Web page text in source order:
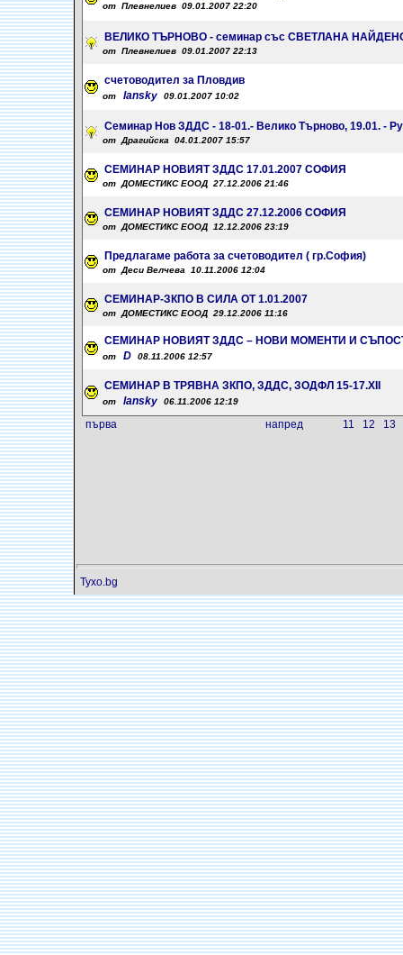
от Плевнелиев 09.01.2007 22:20
ВЕЛИКО ТЪРНОВО - семинар със СВЕТЛАНА
от Плевнелиев 09.01.2007 22:13
счетоводител за Пловдив
от lansky 09.01.2007 10:02
Семинар Нов ЗДДС - 18-01.- Велико Търново, 19.01. -
от Драгийска 04.01.2007 15:57
СЕМИНАР НОВИЯТ ЗДДС 17.01.2007 СОФИЯ
от ДОМЕСТИКС ЕООД 27.12.2006 21:46
СЕМИНАР НОВИЯТ ЗДДС 27.12.2006 СОФИЯ
от ДОМЕСТИКС ЕООД 12.12.2006 23:19
Предлагаме работа за счетоводител ( гр.София)
от Деси Велчева 10.11.2006 12:04
СЕМИНАР-ЗКПО В СИЛА ОТ 1.01.2007
от ДОМЕСТИКС ЕООД 29.12.2006 11:16
СЕМИНАР НОВИЯТ ЗДДС – НОВИ МОМЕНТИ И
от D 08.11.2006 12:57
СЕМИНАР В ТРЯВНА ЗКПО, ЗДДС, ЗОДФЛ 15-17.ХІІ
от lansky 06.11.2006 12:19
първа напред 11 12 13